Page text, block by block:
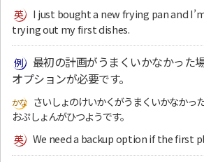
I just bought a new frying pan and
trying out my first dishes.
最初の計画がうまくいかなかった
オプションが必要です。
さいしょのけいかくがうまくいかなかっ
おぷしょんがひつようです。
We need a backup option if the first